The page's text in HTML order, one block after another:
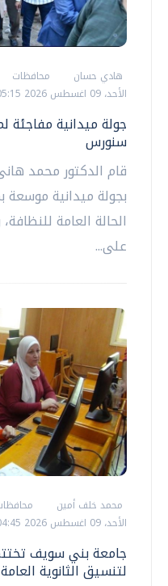
هادي حسان
محافظات
الأحد، 09 اغسطس 2026 05:15 م
جولة ميدانية مفاجئة
سنورس
قام الدكتور محمد
بجولة ميدانية موسعة
الحالة العامة
على...
محمد خلف أمين
الأحد، 09 اغسطس 2026 04:45 م
جامعة بني سويف
لتنسيق الثانوية العامة